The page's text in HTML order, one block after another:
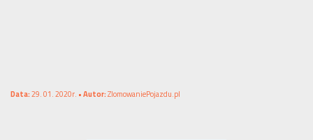
Data:29. 01. 2020r. •Autor:ZlomowaniePojazdu.pl